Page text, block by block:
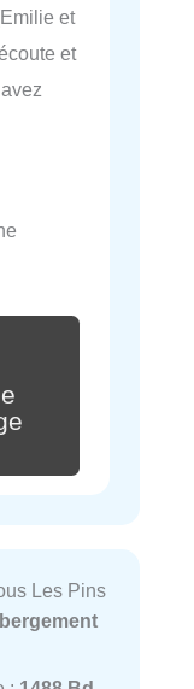
et
et
Les Pins